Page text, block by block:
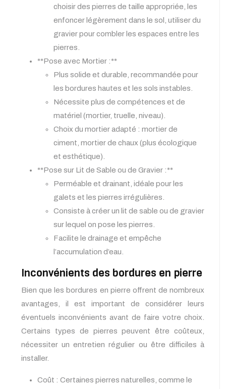
choisir des pierres de taille appropriée, les
enfoncer légèrement dans le sol, utiliser du
gravier pour combler les espaces entre les
pierres.
**Pose avec Mortier :**
Plus solide et durable, recommandée pour
les bordures hautes et les sols instables.
Nécessite plus de compétences et de
matériel (mortier, truelle, niveau).
Choix du mortier adapté : mortier de
ciment, mortier de chaux (plus écologique
et esthétique).
**Pose sur Lit de Sable ou de Gravier :**
Perméable et drainant, idéale pour les
galets et les pierres irrégulières.
Consiste à créer un lit de sable ou de gravier
sur lequel on pose les pierres.
Facilite le drainage et empêche
l’accumulation d’eau.
Inconvénients des bordures en pierre
Bien que les bordures en pierre offrent de nombreux
avantages, il est important de considérer leurs
éventuels inconvénients avant de faire votre choix.
Certains types de pierres peuvent être coûteux,
nécessiter un entretien régulier ou être difficiles à
installer.
Coût : Certaines pierres naturelles, comme le